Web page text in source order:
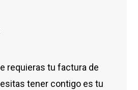
requieras tu factura de
tener contigo es tu